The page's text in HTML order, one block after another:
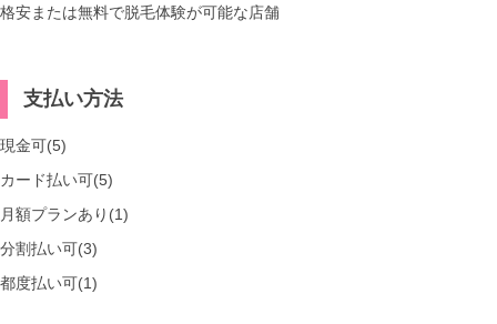
格安または無料で脱毛体験が可能な店舗
支払い方法
現金可(5)
カード払い可(5)
月額プランあり(1)
分割払い可(3)
都度払い可(1)